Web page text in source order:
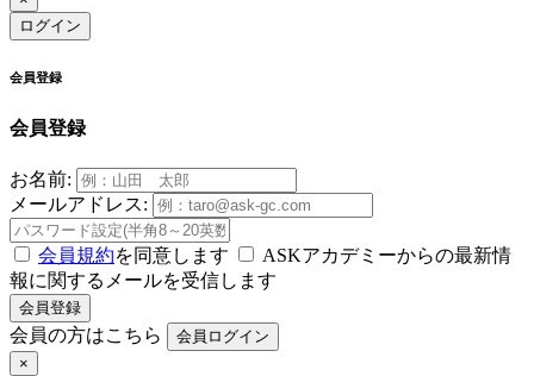
ログイン
会員登録
会員登録
お名前:
メールアドレス:
会員規約を同意します
ASKアカデミーからの最新情
報に関するメールを受信します
会員登録
会員の方はこちら
会員ログイン
×